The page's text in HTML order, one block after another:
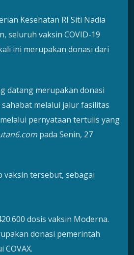
Kesehatan RI Siti Nadia
seluruh vaksin COVID-19
ini merupakan donasi dari
datang merupakan donasi
melalui jalur fasilitas
melalui pernyataan tertulis yang
pada Senin, 27
vaksin tersebut, sebagai
dosis vaksin Moderna.
donasi pemerintah
COVAX.